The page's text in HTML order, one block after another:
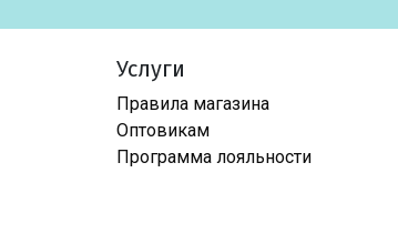
Услуги
Правила магазина
Оптовикам
Программа лояльности